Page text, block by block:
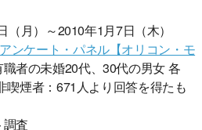
月）～2010年1月7日（木）
ンケート・パネル【オリコン・モ
者の未婚20代、30代の男女 各
喫煙者：671人より回答を得たも
査